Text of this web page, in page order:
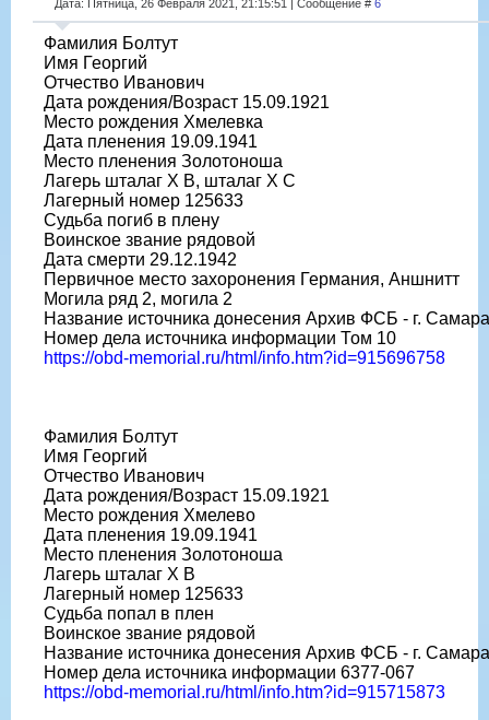
Дата: Пятница, 26 Февраля 2021, 21:15:51 | Сообщение # 6
Фамилия Болтут
Имя Георгий
Отчество Иванович
Дата рождения/Возраст 15.09.1921
Место рождения Хмелевка
Дата пленения 19.09.1941
Место пленения Золотоноша
Лагерь шталаг X B, шталаг X C
Лагерный номер 125633
Судьба погиб в плену
Воинское звание рядовой
Дата смерти 29.12.1942
Первичное место захоронения Германия, Аншнитт
Могила ряд 2, могила 2
Название источника донесения Архив ФСБ - г. Самара
Номер дела источника информации Том 10
https://obd-memorial.ru/html/info.htm?id=915696758
Фамилия Болтут
Имя Георгий
Отчество Иванович
Дата рождения/Возраст 15.09.1921
Место рождения Хмелево
Дата пленения 19.09.1941
Место пленения Золотоноша
Лагерь шталаг X B
Лагерный номер 125633
Судьба попал в плен
Воинское звание рядовой
Название источника донесения Архив ФСБ - г. Самара
Номер дела источника информации 6377-067
https://obd-memorial.ru/html/info.htm?id=915715873